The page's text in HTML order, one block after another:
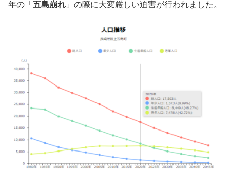
年の「 五島崩れ 」の際に大変厳しい迫害が行われました。